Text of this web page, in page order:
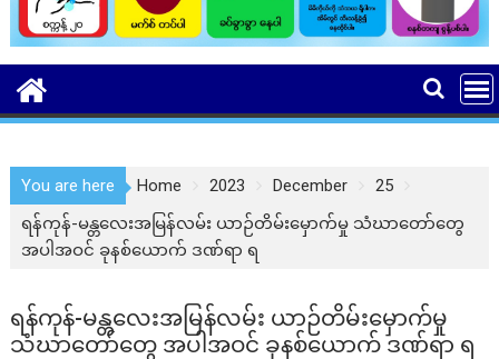
You are here Home 2023 December
25
ရန်ကုန်-မန္တလေးအမြန်လမ်း ယာဉ်တိမ်းမှောက်မှု သံဃာတော်တွေ
အပါအဝင် ခုနစ်ယောက် ဒဏ်ရာ ရ
ရန်ကုန်-မန္တလေးအမြန်လမ်း ယာဉ်တိမ်းမှောက်မှု
သံဃာတော်တွေ အပါအဝင် ခုနစ်ယောက် ဒဏ်ရာ ရ